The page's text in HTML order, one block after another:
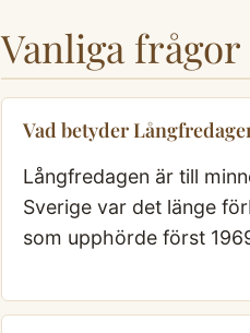
Vanliga
Vad betyder
Långfredagen är till
Sverige var det länge
som upphörde först